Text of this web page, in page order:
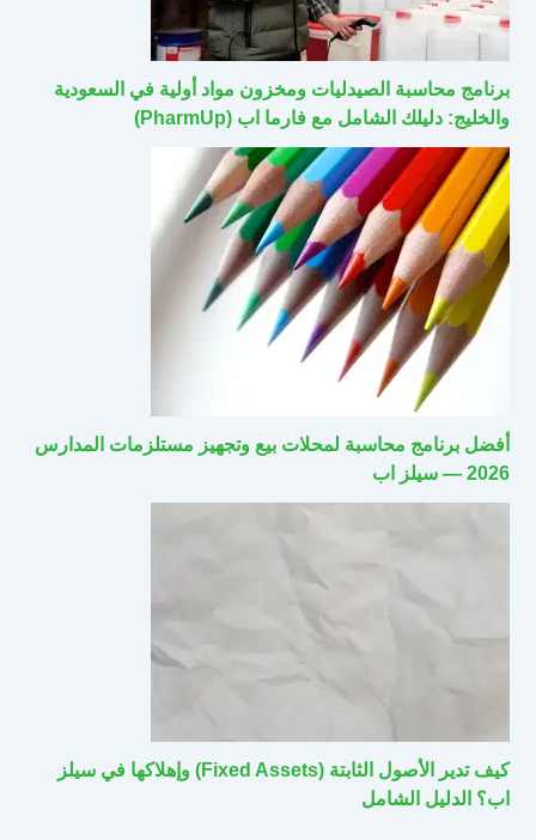
برنامج محاسبة الصيدليات ومخزون مواد أولية في السعودية
والخليج: دليلك الشامل مع فارما اب (PharmUp)
أفضل برنامج محاسبة لمحلات بيع وتجهيز مستلزمات المدارس
2026 — سيلز اب
كيف تدير الأصول الثابتة (Fixed Assets) وإهلاكها في سيلز
اب؟ الدليل الشامل